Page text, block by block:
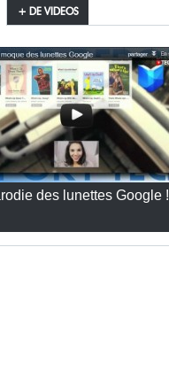
+ DE VIDEOS
des lunettes Google !